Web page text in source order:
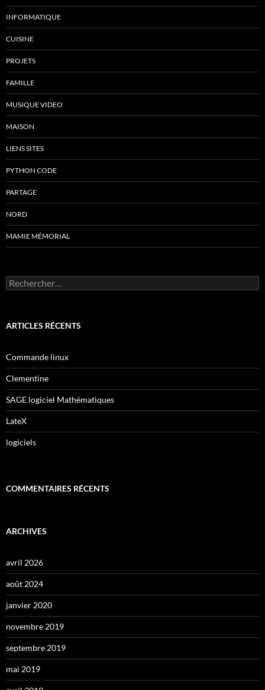
INFORMATIQUE
CUISINE
PROJETS
FAMILLE
MUSIQUE VIDEO
MAISON
LIENS SITES
PYTHON CODE
PARTAGE
NORD
MAMIE MÉMORIAL
Rechercher :
ARTICLES RÉCENTS
Commande linux
Clementine
SAGE logiciel Mathématiques
LateX
logiciels
COMMENTAIRES RÉCENTS
ARCHIVES
avril 2026
août 2024
janvier 2020
novembre 2019
septembre 2019
mai 2019